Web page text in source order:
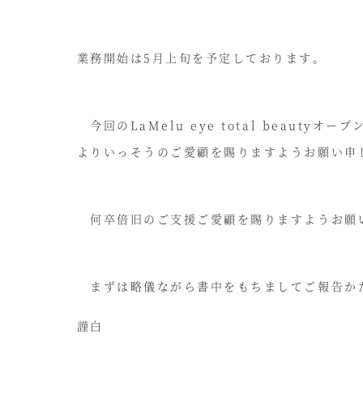
業務開始は5月上旬を予定しております。
今回のLaMelu eye total beautyオープン
よりいっそうのご愛顧を賜りますようお願い申
何卒倍旧のご支援ご愛顧を賜りますようお願
まずは略儀ながら書中をもちましてご報告か
謹白